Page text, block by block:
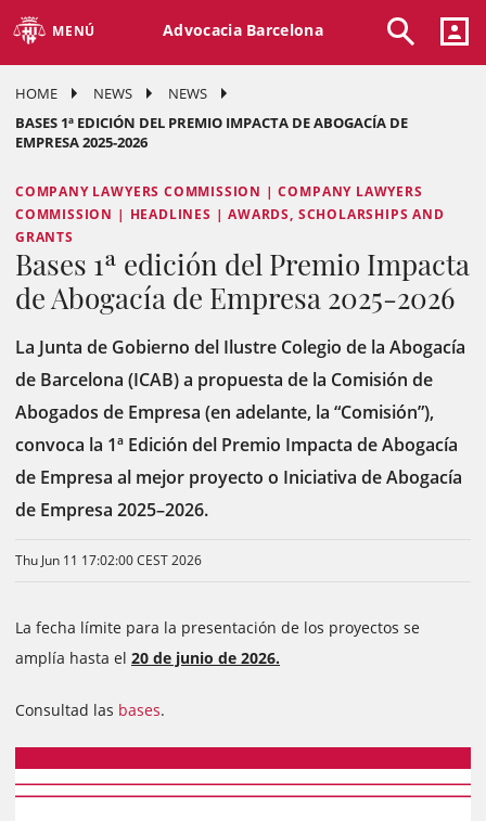
MENÚ Advocacia Barcelona
HOME NEWS
NEWS
BASES 1ª EDICIÓN DEL PREMIO IMPACTA DE ABOGACÍA DE
EMPRESA 2025-2026
COMPANY LAWYERS COMMISSION | COMPANY LAWYERS
COMMISSION | HEADLINES | AWARDS, SCHOLARSHIPS AND
GRANTS
Bases 1ª edición del Premio Impacta
de Abogacía de Empresa 2025-2026
La Junta de Gobierno del Ilustre Colegio de la Abogacía
de Barcelona (ICAB) a propuesta de la Comisión de
Abogados de Empresa (en adelante, la “Comisión”),
convoca la 1ª Edición del Premio Impacta de Abogacía
de Empresa al mejor proyecto o Iniciativa de Abogacía
de Empresa 2025–2026.
Thu Jun 11 17:02:00 CEST 2026
La fecha límite para la presentación de los proyectos se
amplía hasta el 20 de junio de 2026.
Consultad las bases.